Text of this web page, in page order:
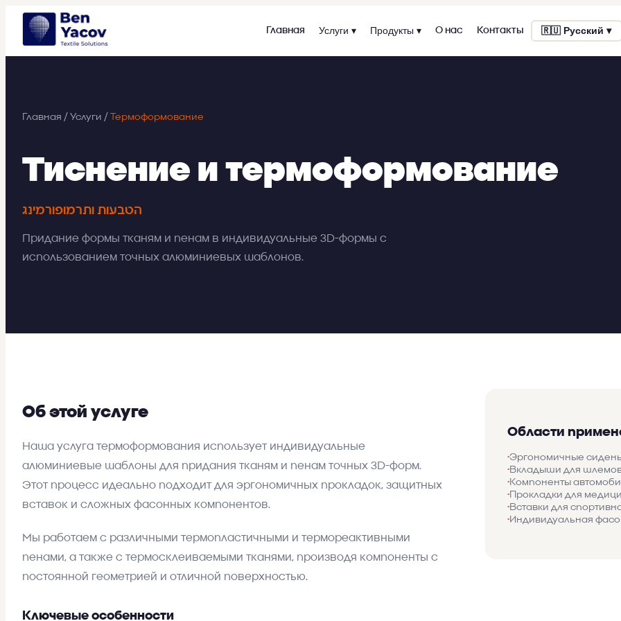
Главная Услуги ▾ Продукты ▾ О нас Контакты 🇷🇺 Русский ▾
Главная / Услуги / Термоформование
Тиснение и термоформование
הטבעות ותרמופורמינג
Придание формы тканям и пенам в индивидуальные 3D-формы с
использованием точных алюминиевых шаблонов.
Об этой услуге
Наша услуга термоформования использует индивидуальные
алюминиевые шаблоны для придания тканям и пенам точных 3D-форм.
Этот процесс идеально подходит для эргономичных прокладок, защитных
вставок и сложных фасонных компонентов.
Мы работаем с различными термопластичными и термореактивными
пенами, а также с термосклеиваемыми тканями, производя компоненты с
постоянной геометрией и отличной поверхностью.
Ключевые особенности
Области
•Эргономичные
•Вкладыши для
• Компоненты
•Прокладки для
•Вставки для
•Индивидуальная